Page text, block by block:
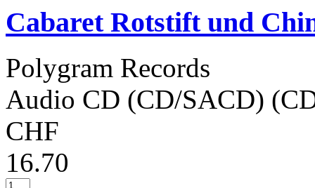
Cabaret Rotstift und
Polygram Records
Audio CD (CD/SACD)
CHF
16.70